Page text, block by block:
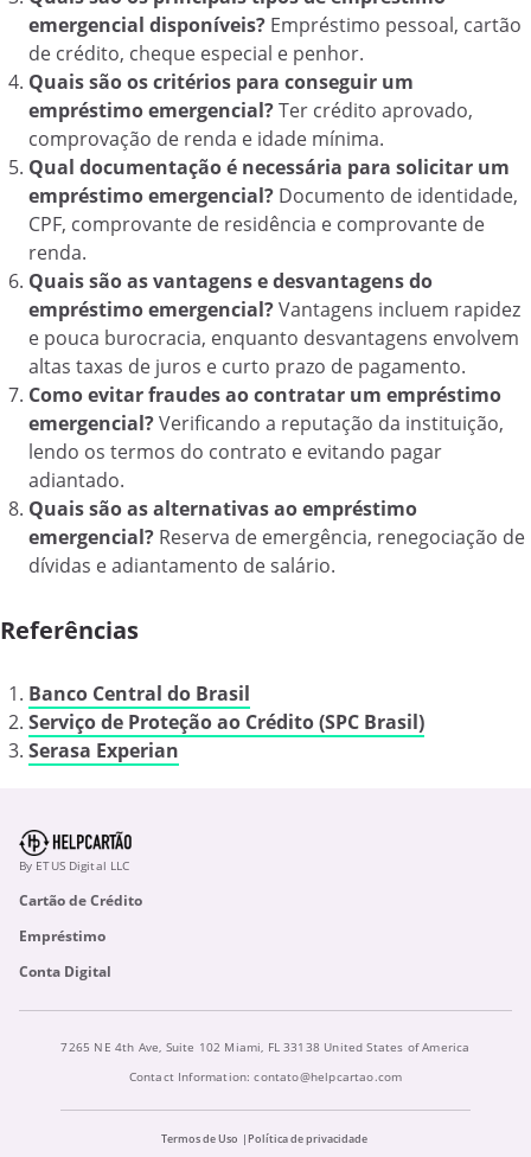
emergencial disponíveis? Empréstimo pessoal, cartão
de crédito, cheque especial e penhor.
Quais são os critérios para conseguir um
empréstimo emergencial?Ter crédito aprovado,
comprovação de renda e idade mínima.
Qual documentação é necessária para solicitar um
empréstimo emergencial? Documento de identidade,
CPF, comprovante de residência e comprovante de
renda.
Quais são as vantagens e desvantagens do
empréstimo emergencial?Vantagens incluem rapidez
e pouca burocracia, enquanto desvantagens envolvem
altas taxas de juros e curto prazo de pagamento.
Como evitar fraudes ao contratar um empréstimo
emergencial?Verificando a reputação da instituição,
lendo os termos do contrato e evitando pagar
adiantado.
Quais são as alternativas ao empréstimo
emergencial? Reserva de emergência, renegociação de
dívidas e adiantamento de salário.
Referências
Banco Central do Brasil
Serviço de Proteção ao Crédito (SPC Brasil)
Serasa Experian
By ETUS Digital LLC
Cartão de Crédito
Empréstimo
Conta Digital
7265 NE 4th Ave, Suite 102 Miami, FL 33138 United States of America
Contact Information:contato@helpcartao.com
Termos de Uso Política de privacidade